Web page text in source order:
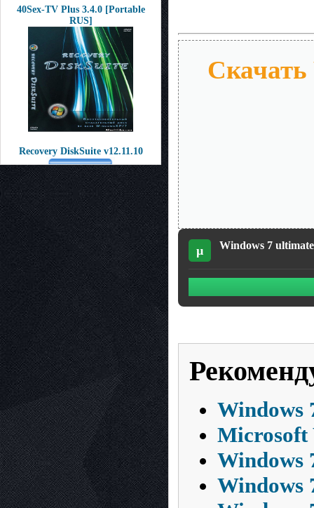
40Sex-TV Plus 3.4.0 [Portable
RUS]
Recovery DiskSuite v12.11.10
Скачать
µ Windows 7
Windows
Microsoft
Windows
Windows